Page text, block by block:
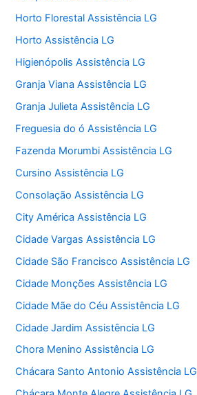
Horto Florestal Assistência LG
Horto Assistência LG
Higienópolis Assistência LG
Granja Viana Assistência LG
Granja Julieta Assistência LG
Freguesia do ó Assistência LG
Fazenda Morumbi Assistência LG
Cursino Assistência LG
Consolação Assistência LG
City América Assistência LG
Cidade Vargas Assistência LG
Cidade São Francisco Assistência LG
Cidade Monções Assistência LG
Cidade Mãe do Céu Assistência LG
Cidade Jardim Assistência LG
Chora Menino Assistência LG
Chácara Santo Antonio Assistência LG